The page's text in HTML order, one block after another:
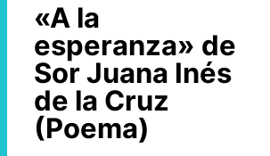
«A la
esperanza» de
Sor Juana Inés
de la Cruz
(Poema)